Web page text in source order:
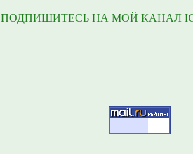
ПОДПИШИТЕСЬ НА МОЙ КАНАЛ